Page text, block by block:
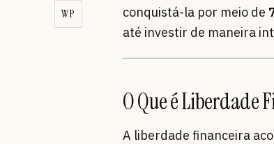
WP
conquistá-la por meio de
até investir de maneira
O Que é Liberdade
A liberdade financeira